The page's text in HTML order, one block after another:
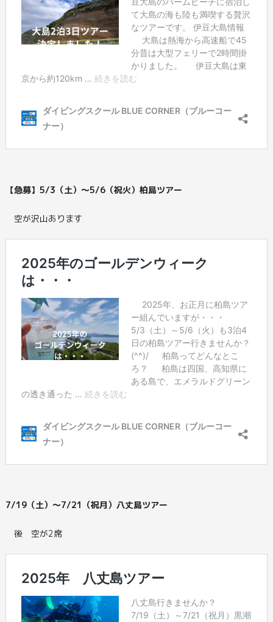
【急募】5/3（土）～5/6（祝火）柏島ツアー
空が沢山あります
7/19（土）～7/21（祝月）八丈島ツアー
後 空が2席